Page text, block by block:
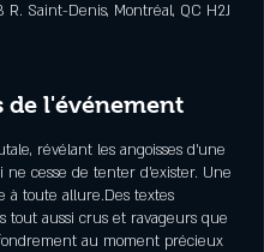
R. Saint-Denis, Montréal, QC H2J
de l'événement
révélant les angoisses d’une
cesse de tenter d’exister. Une
à toute allure.Des textes
tout aussi crus et ravageurs que
au moment précieux